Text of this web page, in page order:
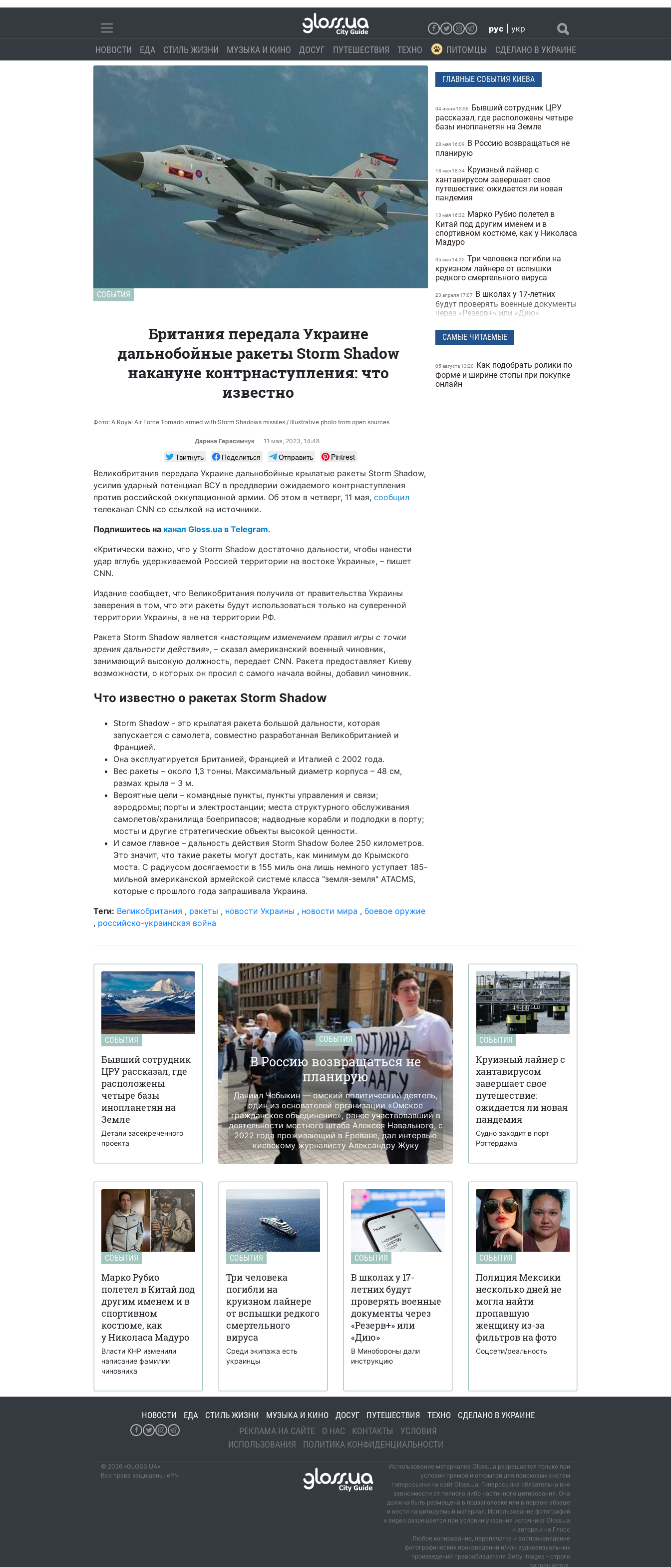
рус укр
НОВОСТИ ЕДА СТИЛЬ ЖИЗНИ МУЗЫКА И КИНО ДОСУГ ПУТЕШЕСТВИЯ ТЕХНО ПИТОМЦЫ СДЕЛАНО В УКРАИНЕ
СОБЫТИЯ
Британия передала Украине
дальнобойные ракеты Storm Shadow
накануне контрнаступления: что
известно
Фото: A Royal Air Force Tornado armed with Storm Shadows missiles / Illustrative photo from open sources
Дарина Герасимчук 11 мая, 2023, 14:48
Твитнуть Поделиться Отправить
Pintrest
Великобритания передала Украине дальнобойные крылатые ракеты Storm Shadow,
усилив ударный потенциал ВСУ в преддверии ожидаемого контрнаступления
против российской оккупационной армии. Об этом в четверг, 11 мая, сообщил
телеканал CNN со ссылкой на источники.
Подпишитесь на канал Gloss.ua в Telegram.
«Критически важно, что у Storm Shadow достаточно дальности, чтобы нанести
удар вглубь удерживаемой Россией территории на востоке Украины», – пишет
CNN.
Издание сообщает, что Великобритания получила от правительства Украины
заверения в том, что эти ракеты будут использоваться только на суверенной
территории Украины, а не на территории РФ.
Ракета Storm Shadow является «настоящим изменением правил игры с точки
зрения дальности действия», – сказал американский военный чиновник,
занимающий высокую должность, передает CNN. Ракета предоставляет Киеву
возможности, о которых он просил с самого начала войны, добавил чиновник.
Что известно о ракетах Storm Shadow
Storm Shadow - это крылатая ракета большой дальности, которая
запускается с самолета, совместно разработанная Великобританией и
Францией.
Она эксплуатируется Британией, Францией и Италией с 2002 года.
Вес ракеты – около 1,3 тонны. Максимальный диаметр корпуса – 48 см,
размах крыла – 3 м.
Вероятные цели – командные пункты, пункты управления и связи;
аэродромы; порты и электростанции; места структурного обслуживания
самолетов/хранилища боеприпасов; надводные корабли и подлодки в порту;
мосты и другие стратегические объекты высокой ценности.
И самое главное – дальность действия Storm Shadow более 250 километров.
Это значит, что такие ракеты могут достать, как минимум до Крымского
моста. С радиусом досягаемости в 155 миль она лишь немного уступает 185-
мильной американской армейской системе класса "земля-земля" ATACMS,
которые с прошлого года запрашивала Украина.
Теги: Великобритания , ракеты , новости Украины , новости мира , боевое оружие
, российско-украинская война
ГЛАВНЫЕ СОБЫТИЯ КИЕВА
04 июня 15:56
Бывший сотрудник ЦРУ
рассказал, где расположены четыре
базы инопланетян на Земле
28 мая 16:09
В Россию возвращаться не
планирую
18 мая 18:34 Круизный лайнер с
хантавирусом завершает свое
путешествие: ожидается ли новая
пандемия
13 мая 16:32
Марко Рубио полетел в
Китай под другим именем и в
спортивном костюме, как у Николаса
Мадуро
05 мая 14:25 Три человека погибли на
круизном лайнере от вспышки
редкого смертельного вируса
23 апреля 17:07
В школах у 17-летних
будут проверять военные документы
через «Резерв+» или «Дию»
22 апреля 15:07 Полиция Мексики
несколько дней не могла найти
21 апреля 16:19 "Не спасайте меня,
помогите папе" — прокуратура
САМЫЕ ЧИТАЕМЫЕ
05 августа 13:20
Как подобрать ролики по
форме и ширине стопы при покупке
онлайн
СОБЫТИЯ
Бывший сотрудник
ЦРУ рассказал, где
расположены
четыре базы
инопланетян на
Земле
Детали засекреченного
проекта
СОБЫТИЯ
В Россию возвращаться не
планирую
Даниил Чебыкин — омский политический деятель,
один из основателей организации «Омское
гражданское объединение», ранее участвовавший в
деятельности местного штаба Алексея Навального, с
2022 года проживающий в Ереване, дал интервью
киевскому журналисту Александру Жуку
СОБЫТИЯ
Круизный лайнер с
хантавирусом
завершает свое
путешествие:
ожидается ли новая
пандемия
Судно заходит в порт
Роттердама
СОБЫТИЯ
Марко Рубио
полетел в Китай под
другим именем и в
спортивном
костюме, как
у Николаса Мадуро
Власти КНР изменили
написание фамилии
чиновника
СОБЫТИЯ
Три человека
погибли на
круизном лайнере
от вспышки редкого
смертельного
вируса
Среди экипажа есть
украинцы
СОБЫТИЯ
В школах у 17-
летних будут
проверять военные
документы через
«Резерв+» или
«Дию»
В Минобороны дали
инструкцию
СОБЫТИЯ
Полиция Мексики
несколько дней не
могла найти
пропавшую
женщину из-за
фильтров на фото
Соцсети/реальность
НОВОСТИ ЕДА СТИЛЬ ЖИЗНИ МУЗЫКА И КИНО ДОСУГ ПУТЕШЕСТВИЯ ТЕХНО СДЕЛАНО В УКРАИНЕ
РЕКЛАМА НА САЙТЕ О НАС КОНТАКТЫ
УСЛОВИЯ
ИСПОЛЬЗОВАНИЯ
ПОЛИТИКА КОНФИДЕНЦИАЛЬНОСТИ
© 2026 «GLOSS.UA»
Все права защищены. ePN
Использование материалов Gloss.ua разрешается только при
условии прямой и открытой для поисковых систем
гиперссылки на сайт Gloss.ua. Гиперссылка обязательна вне
зависимости от полного либо частичного цитирования. Она
должна быть размещена в подзаголовке или в первом абзаце
и вести на цитируемый материал. Использование фотографий
и видео разрешается при условии указания источника Gloss.ua
и автора.и на Глосс
Любое копирование, перепечатка и воспроизведение
фотографических произведений и/или аудиовизуальных
произведений правообладателя Getty Images – строго
запрещается.